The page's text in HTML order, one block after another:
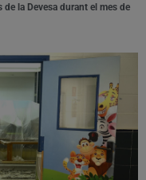
la Devesa durant el mes de